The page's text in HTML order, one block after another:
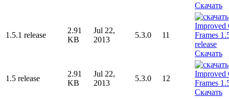
Скачать
1.5.1 release
2.91
KB
Jul 22,
2013
5.3.0 11
Скачать
1.5 release
2.91
KB
Jul 22,
2013
5.3.0
12
Скачать